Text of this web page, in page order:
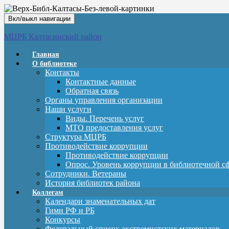
Вкл/выкл навигации
МЦРБ Калтасинский район
Главная
О библиотеке
Контакты
Контактные данные
Обратная связь
Органы управления организации
Наши услуги
Виды. Перечень услуг
МТО предоставления услуг
Структура МЦРБ
Противодействие коррупции
Противодействие коррупции
Опрос. Уровень коррупции в библиотечной
Сотрудники. Ветераны
История библиотек района
Коллегам
Календари знаменательных дат
Гимн РФ и РБ
Конкурсы